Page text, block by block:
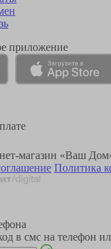
приложение
магазин «Ваш
Политика
в смс на телефон